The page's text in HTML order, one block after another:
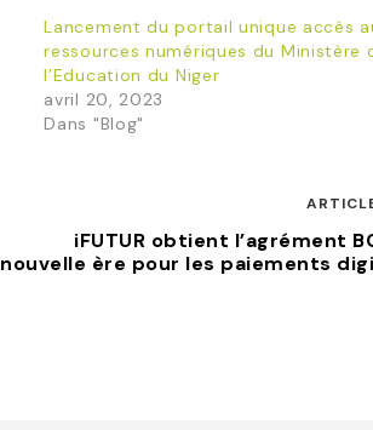
Lancement du portail unique accès
ressources numériques du Ministère
l’Education du Niger
avril 20, 2023
Dans "Blog"
iFUTUR obtient l’agrément
nouvelle ère pour les paiements